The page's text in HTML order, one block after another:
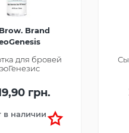
Brand
для бровей
грн.
в наличии